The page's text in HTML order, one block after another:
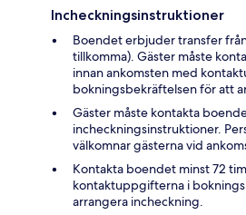
Incheckningsinstruktioner
Boendet erbjuder transfer
tillkomma). Gäster måste
innan ankomsten med
bokningsbekräftelsen för att
Gäster måste kontakta
incheckningsinstruktioner.
välkomnar gästerna vid
Kontakta boendet minst 72
kontaktuppgifterna i
arrangera incheckning.